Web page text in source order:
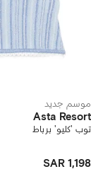
موسم جديد
Asta Resort
توب 'كليو' برباط
SAR 1,198